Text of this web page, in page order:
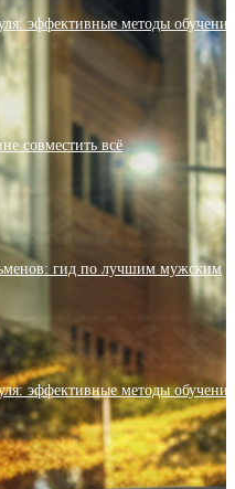
эффективные методы
совместить всё
гид по лучшим мужским
эффективные методы